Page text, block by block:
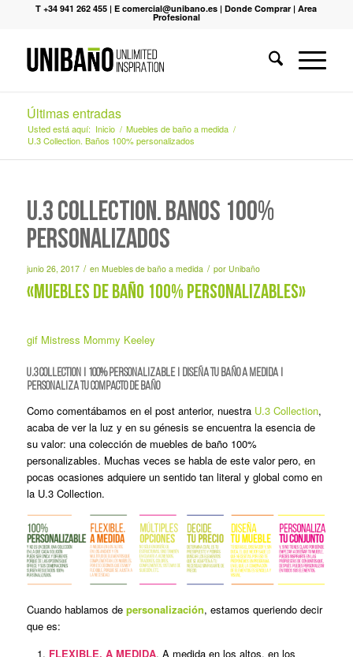
T +34 941 262 455 |E comercial@unibano.es |Donde Comprar |Area
Profesional
Últimas entradas
Usted está aquí: Inicio / Muebles de baño a medida /
U.3 Collection. Baños 100% personalizados
U.3 Collection. Baños 100%
personalizados
junio 26, 2017 / en Muebles de baño a medida / por Unibaño
«Muebles de baño 100% personalizables»
gif Mistress Mommy Keeley
U.3 Collection 100% personalizable| Diseña tu baño a medida|
Personaliza tu compacto de baño
Como comentábamos en el post anterior, nuestra U.3 Collection,
acaba de ver la luz y en su génesis se encuentra la esencia de
su valor: una colección de muebles de baño 100%
personalizables. Muchas veces se habla de este valor pero, en
pocas ocasiones adquiere un sentido tan literal y global como en
la U.3 Collection.
Cuando hablamos de personalización, estamos queriendo decir
que es:
FLEXIBLE. A MEDIDA. A medida en los altos, en los